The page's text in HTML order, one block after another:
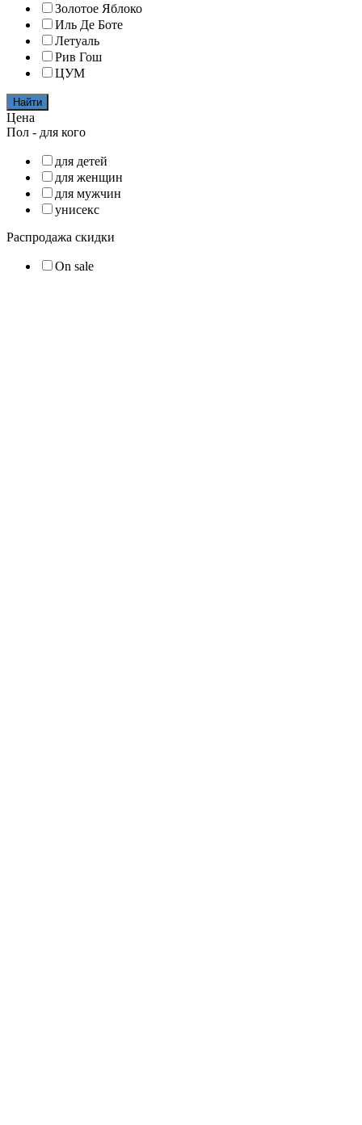
Золотое Яблоко
Иль Де Боте
Летуаль
Рив Гош
ЦУМ
Найти
Цена
Пол - для кого
для детей
для женщин
для мужчин
унисекс
Распродажа скидки
On sale